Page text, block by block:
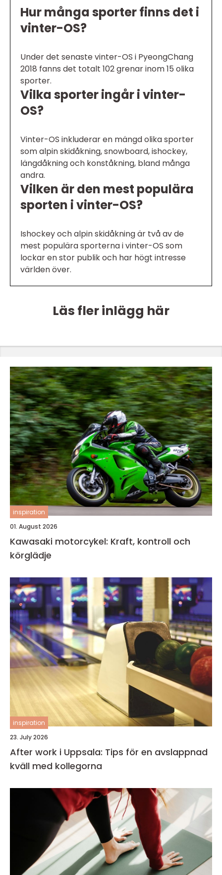
Hur många sporter finns det i
vinter-OS?
Under det senaste vinter-OS i PyeongChang
2018 fanns det totalt 102 grenar inom 15 olika
sporter.
Vilka sporter ingår i vinter-
OS?
Vinter-OS inkluderar en mängd olika sporter
som alpin skidåkning, snowboard, ishockey,
längdåkning och konståkning, bland många
andra.
Vilken är den mest populära
sporten i vinter-OS?
Ishockey och alpin skidåkning är två av de
mest populära sporterna i vinter-OS som
lockar en stor publik och har högt intresse
världen över.
Läs fler inlägg här
inspiration
01. August 2026
Kawasaki motorcykel: Kraft, kontroll och
körglädje
inspiration
23. July 2026
After work i Uppsala: Tips för en avslappnad
kväll med kollegorna